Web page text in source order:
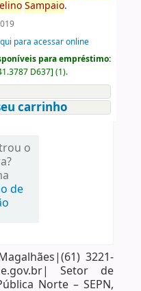
Sampaio.
para acessar online
para empréstimo:
D637] (1).
carrinho
o
de
3221-
Setor de
Norte – SEPN,